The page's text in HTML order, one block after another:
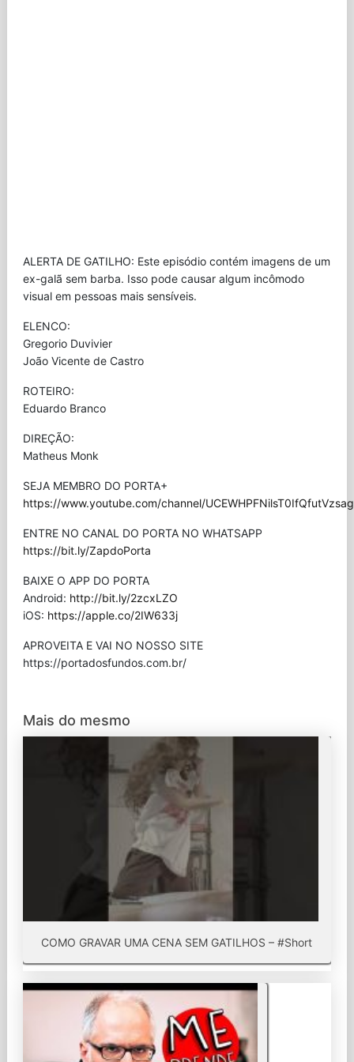
ALERTA DE GATILHO: Este episódio contém imagens de um
ex-galã sem barba. Isso pode causar algum incômodo
visual em pessoas mais sensíveis.
ELENCO:
Gregorio Duvivier
João Vicente de Castro
ROTEIRO:
Eduardo Branco
DIREÇÃO:
Matheus Monk
SEJA MEMBRO DO PORTA+
https://www.youtube.com/channel/
ENTRE NO CANAL DO PORTA NO WHATSAPP
https://bit.ly/ZapdoPorta
BAIXE O APP DO PORTA
Android: http://bit.ly/2zcxLZO
iOS: https://apple.co/2IW633j
APROVEITA E VAI NO NOSSO SITE
⁠https://portadosfundos.com.br/
Mais do mesmo
COMO GRAVAR UMA CENA SEM GATILHOS – #Short